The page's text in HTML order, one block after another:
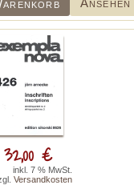
Ansehen
32,00 €
inkl. 7 % MwSt.
Versandkosten